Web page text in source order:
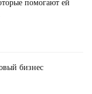
помогают ей
бизнес